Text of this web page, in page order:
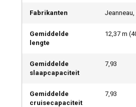
Fabrikanten Jeanneau,
Gemiddelde
lengte
12,37 m (
Gemiddelde
slaapcapaciteit
7,93
Gemiddelde
cruisecapaciteit
7,93